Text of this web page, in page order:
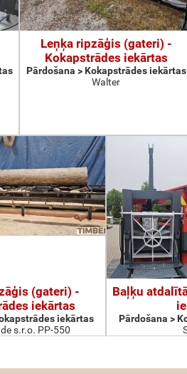
Leņķa ripzāģis (gateri) -
Kokapstrādes iekārtas
Pārdošana > Kokapstrādes iekārtas
Walter
(gateri) -
iekārtas
iekārtas
s.r.o. PP-550
Baļķu
Pārdošana >